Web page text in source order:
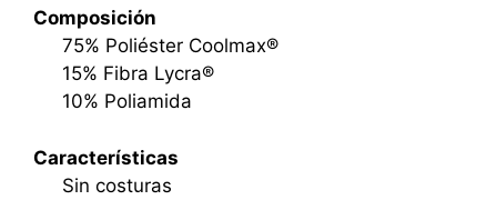
Composición
75% Poliéster Coolmax®
15% Fibra Lycra®
10% Poliamida
Características
Sin costuras